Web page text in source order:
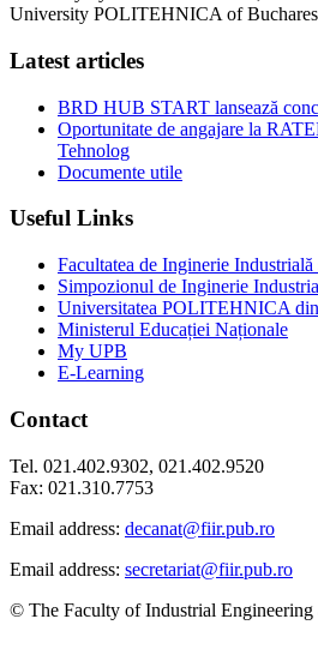
University POLITEHNICA of
Latest articles
BRD HUB START lansează
Oportunitate de angajare la
Tehnolog
Documente utile
Useful Links
Facultatea de Inginerie
Simpozionul de Inginerie
Universitatea POLITEHNICA
Ministerul Educației Naționale
My UPB
E-Learning
Contact
Tel. 021.402.9302, 021.402.9520
Fax: 021.310.7753
Email address: decanat@fiir.pub.ro
Email address: secretariat@fiir.pub.ro
© The Faculty of Industrial Engineering